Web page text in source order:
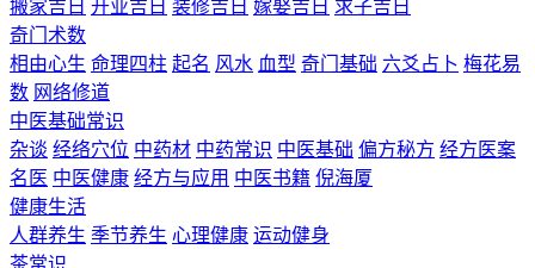
搬家吉日 开业吉日 装修吉日 嫁娶吉日 求子吉日
奇门术数
相由心生 命理四柱 起名 风水 血型 奇门基础 六爻占卜 梅花易
数 网络修道
中医基础常识
杂谈 经络穴位 中药材 中药常识 中医基础 偏方秘方 经方医案
名医 中医健康 经方与应用 中医书籍 倪海厦
健康生活
人群养生 季节养生 心理健康 运动健身
茶常识